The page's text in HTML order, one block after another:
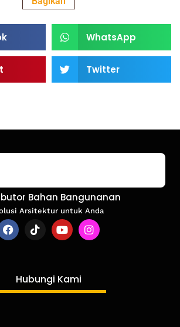
WhatsApp
Twitter
Bahan Bangunanan
Arsitektur untuk Anda
Hubungi Kami